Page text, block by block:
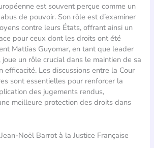
est souvent perçue comme un
de pouvoir. Son rôle est d’examiner
contre leurs États, offrant ainsi un
pour ceux dont les droits ont été
Mattias Guyomar, en tant que leader
un rôle crucial dans le maintien de sa
efficacité. Les discussions entre la Cour
sont essentielles pour renforcer la
des jugements rendus,
meilleure protection des droits dans
Noël Barrot à la Justice Française